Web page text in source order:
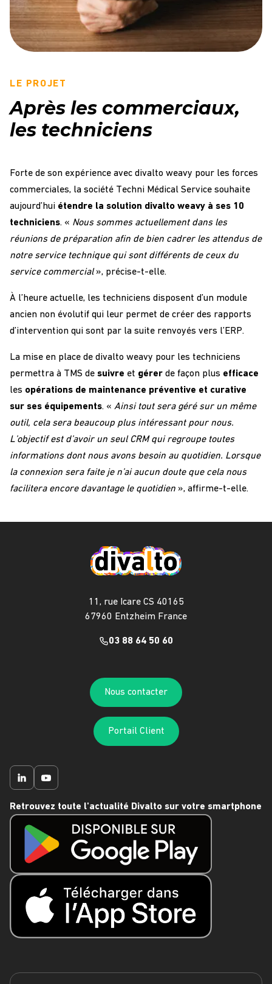
LE PROJET
Après les commerciaux,
les techniciens
Forte de son expérience avec divalto weavy pour les forces
commerciales, la société Techni Médical Service souhaite
aujourd’hui étendre la solution divalto weavy à ses 10
techniciens. « Nous sommes actuellement dans les
réunions de préparation afin de bien cadrer les attendus de
notre service technique qui sont différents de ceux du
service commercial», précise-t-elle.
À l’heure actuelle, les techniciens disposent d’un module
ancien non évolutif qui leur permet de créer des rapports
d’intervention qui sont par la suite renvoyés vers l’ERP.
La mise en place de divalto weavy pour les techniciens
permettra à TMS de suivre et gérer de façon plus efficace
les opérations de maintenance préventive et curative
sur ses équipements. « Ainsi tout sera géré sur un même
outil, cela sera beaucoup plus intéressant pour nous.
L’objectif est d’avoir un seul CRM qui regroupe toutes
informations dont nous avons besoin au quotidien. Lorsque
la connexion sera faite je n’ai aucun doute que cela nous
facilitera encore davantage le quotidien », affirme-t-elle.
11, rue Icare CS 40165
67960 Entzheim France
03 88 64 50 60
Nous contacter
Portail Client
Retrouvez toute l'actualité Divalto sur votre smartphone